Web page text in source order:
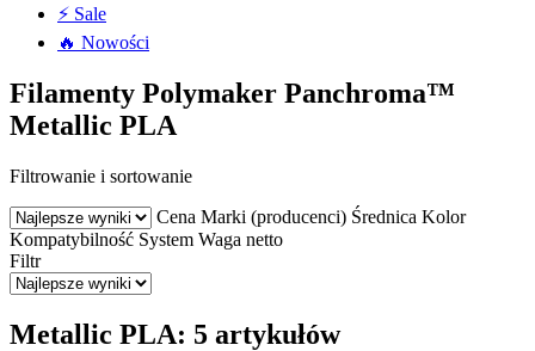
⚡ Sale
🔥 Nowości
Filamenty Polymaker Panchroma™
Metallic PLA
Filtrowanie i sortowanie
Cena Marki (producenci) Średnica Kolor
Kompatybilność System Waga netto
Filtr
Metallic PLA: 5 artykułów